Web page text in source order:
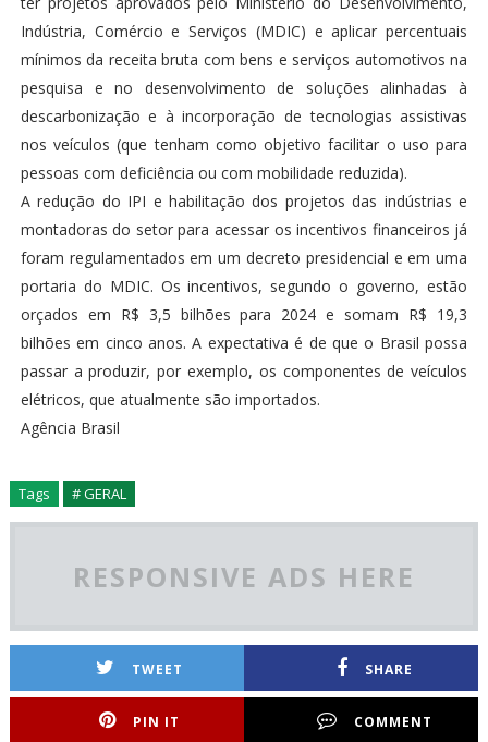
Indústria, Comércio e Serviços (MDIC) e aplicar percentuais
mínimos da receita bruta com bens e serviços automotivos na
pesquisa e no desenvolvimento de soluções alinhadas à
descarbonização e à incorporação de tecnologias assistivas
nos veículos (que tenham como objetivo facilitar o uso para
pessoas com deficiência ou com mobilidade reduzida).
A redução do IPI e habilitação dos projetos das indústrias e
montadoras do setor para acessar os incentivos financeiros já
foram regulamentados em um decreto presidencial e em uma
portaria do MDIC. Os incentivos, segundo o governo, estão
orçados em R$ 3,5 bilhões para 2024 e somam R$ 19,3
bilhões em cinco anos. A expectativa é de que o Brasil possa
passar a produzir, por exemplo, os componentes de veículos
elétricos, que atualmente são importados.
Agência Brasil
Tags # GERAL
RESPONSIVE ADS HERE
TWEET SHARE
PIN IT COMMENT